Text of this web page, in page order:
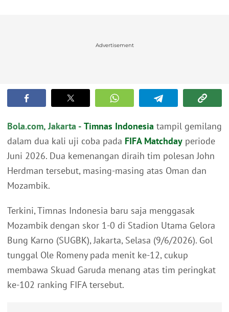
Advertisement
Bola.com, Jakarta - Timnas Indonesia tampil gemilang
dalam dua kali uji coba pada FIFA Matchday periode
Juni 2026. Dua kemenangan diraih tim polesan John
Herdman tersebut, masing-masing atas Oman dan
Mozambik.
Terkini, Timnas Indonesia baru saja menggasak
Mozambik dengan skor 1-0 di Stadion Utama Gelora
Bung Karno (SUGBK), Jakarta, Selasa (9/6/2026). Gol
tunggal Ole Romeny pada menit ke-12, cukup
membawa Skuad Garuda menang atas tim peringkat
ke-102 ranking FIFA tersebut.